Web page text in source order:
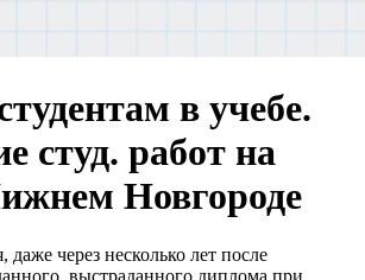
в учебе.
студ. работ на
Новгороде
через несколько лет после
выстраданного диплома при